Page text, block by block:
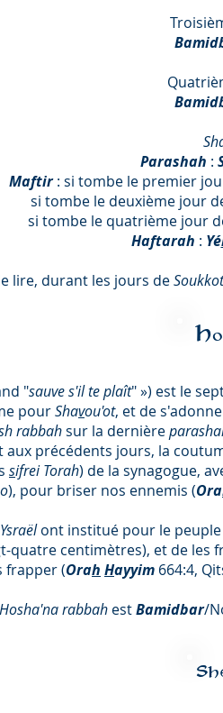
Parashah :
Maftir: si tombe le premier
si tombe le deuxième jour
si tombe le quatrième jour
Haftarah : Yé
lire, durant les jours deSoukkot
"sauve s'il te plaît" ») est le
pourShavou'ot, et de
rabbahsur la dernière
précédents jours, la
sifrei Torah) de la synagogue,
o), pour briser nos ennemis (Ora
Ysraëlont institué pour le
quatre centimètres), et de les
frapper (Orah Hayyim 664:4,
Hosha'na rabbah estBamidbar/